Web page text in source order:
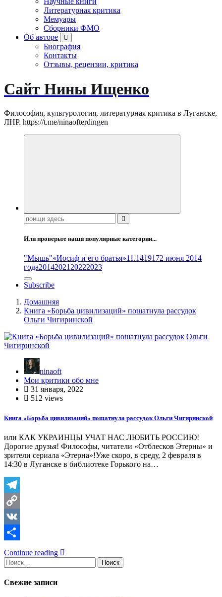
Литературная критика
Мемуары
Сборники ФМО
Об авторе
Биография
Контакты
Отзывы, рецензии, критика
Сайт Нины Ищенко
Философия, культурология, литературная критика в Луганске,
ЛНР. https://t.me/ninaofterdingen
Поиск:
Или проверьте наши популярные категории...
"Мышь"«Иосиф и его братья»11.1419172 июня 2014
года2014202120222023
Subscribe
Домашняя
Книга «Борьба цивилизаций» пошатнула рассудок
Ольги Чигиринской
ninaoft
Мои критики обо мне
31 января, 2022
512 views
Книга «Борьба цивилизаций» пошатнула рассудок Ольги Чигиринской
или КАК УКРАИНЦЫ УЧАТ НАС ЛЮБИТЬ РОССИЮ!
Дорогие друзья! Философы, читатели «Отблесков Этерны» и
зрители сериала «Этерна»!Уже скоро, в среду, 2 февраля в
14:30 в Луганске в библиотеке Горького на…
Telegram
Copy
Link
VK
Отправить
Continue reading
Найти:
Свежие записи